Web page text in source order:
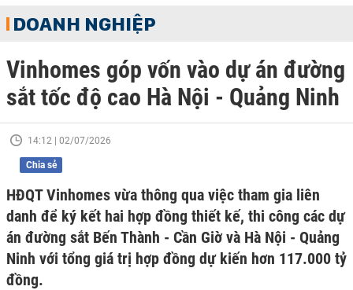
DOANH NGHIỆP
Vinhomes góp vốn vào dự án đường
sắt tốc độ cao Hà Nội - Quảng Ninh
14:12 | 02/07/2026
Chia sẻ
HĐQT Vinhomes vừa thông qua việc tham gia liên
danh để ký kết hai hợp đồng thiết kế, thi công các dự
án đường sắt Bến Thành - Cần Giờ và Hà Nội - Quảng
Ninh với tổng giá trị hợp đồng dự kiến hơn 117.000 tỷ
đồng.